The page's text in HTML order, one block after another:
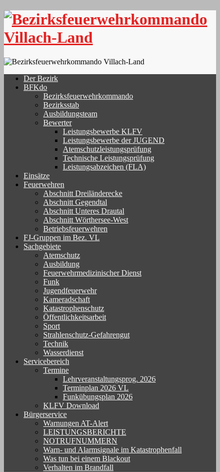
Skip
content
Der Bezirk
BFKdo
Bezirksfeuerwehrkommando
Bezirksstab
Ausbildungsteam
Bewerter
Leistungsbewerbe KLFV
Leistungsbewerbe der JUGEND
Atemschutzleistungsprüfung
Technische Leistungsprüfung
Leistungsabzeichen (FLA)
Einsätze
Feuerwehren
Abschnitt Dreiländerecke
Abschnitt Gegendtal
Abschnitt Unteres Drautal
Abschnitt Wörthersee-West
Betriebsfeuerwehren
FJ-Gruppen im Bez. VL
Sachgebiete
Atemschutz
Ausbildung
Feuerwehrmedizinischer Dienst
Funk
Jugendfeuerwehr
Kameradschaft
Katastrophenschutz
Öffentlichkeitsarbeit
Sport
Strahlenschutz-Gefahrengut
Technik
Wasserdienst
Servicebereich
Termine
Lehrveranstaltungsprog. 2026
Terminplan 2026 VL
Funkübungsplan 2026
KLFV Download
Bürgerservice
Warnungen AT-Alert
LEISTUNGSBERICHTE
NOTRUFNUMMERN
Warn- und Alarmsignale im Katastrophenfall
Was tun bei einem Blackout
Verhalten im Brandfall